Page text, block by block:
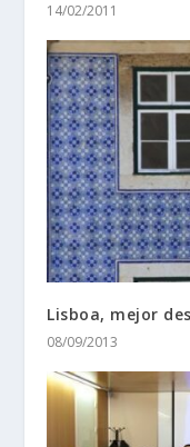
14/02/2011
Lisboa, mejor
08/09/2013